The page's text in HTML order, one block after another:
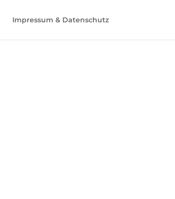
Impressum & Datenschutz